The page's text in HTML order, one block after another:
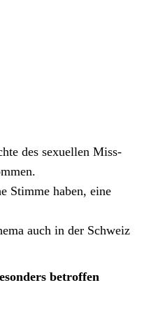
des sex­uellen Miss­
Stimme haben, eine
auch in der Schweiz
betrof­fen